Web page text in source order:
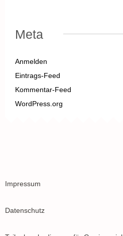
Meta
Anmelden
Eintrags-Feed
Kommentar-Feed
WordPress.org
Impressum
Datenschutz